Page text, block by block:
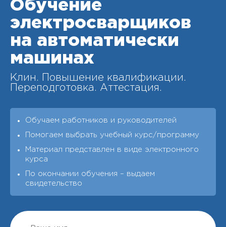
Обучение
электросварщиков
на автоматически
машинах
Клин. Повышение квалификации.
Переподготовка. Аттестация.
Обучаем работников и руководителей
Помогаем выбрать учебный курс/программу
Материал представлен в виде электронного
курса
По окончании обучения – выдаeм
свидетельство